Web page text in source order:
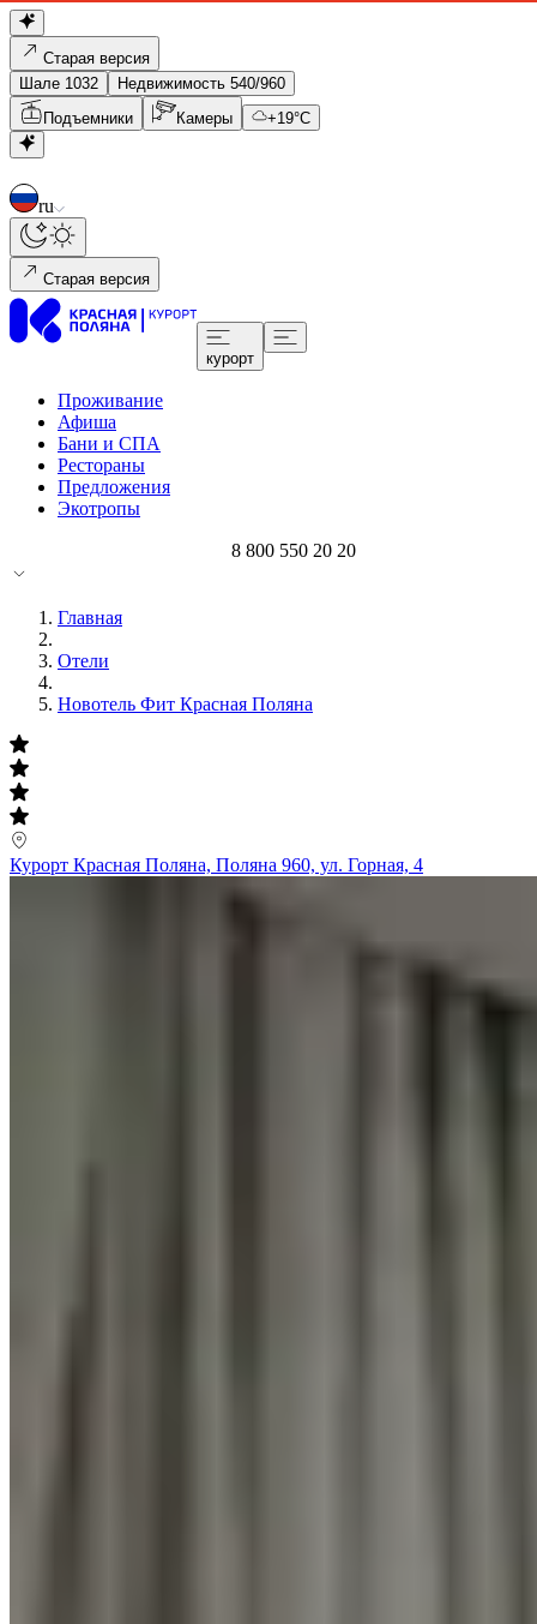
Старая версия
Шале 1032
Недвижимость 540/960
Подъемники
Камеры +19°C
ru
Старая версия
курорт
Проживание
Афиша
Бани и СПА
Рестораны
Предложения
Экотропы
8 800 550 20 20
Главная
Отели
Новотель Фит Красная Поляна
Курорт Красная Поляна, Поляна 960, ул. Горная, 4